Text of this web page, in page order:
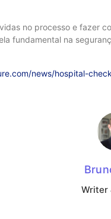
no processo e fazer
fundamental na
news/hospital-
Writer